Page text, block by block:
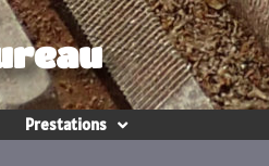
Prestations